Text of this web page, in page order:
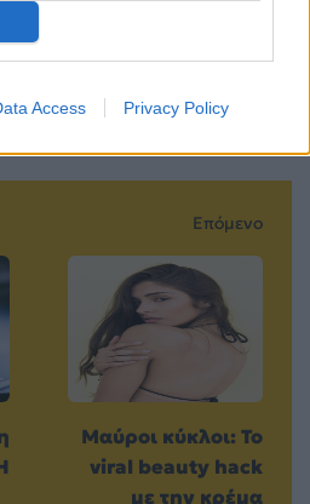
Access Privacy Policy
αυτό το άρθρο
Επόμενο
Μαύροι κύκλοι: Το
viral beauty hack
με την κρέμα